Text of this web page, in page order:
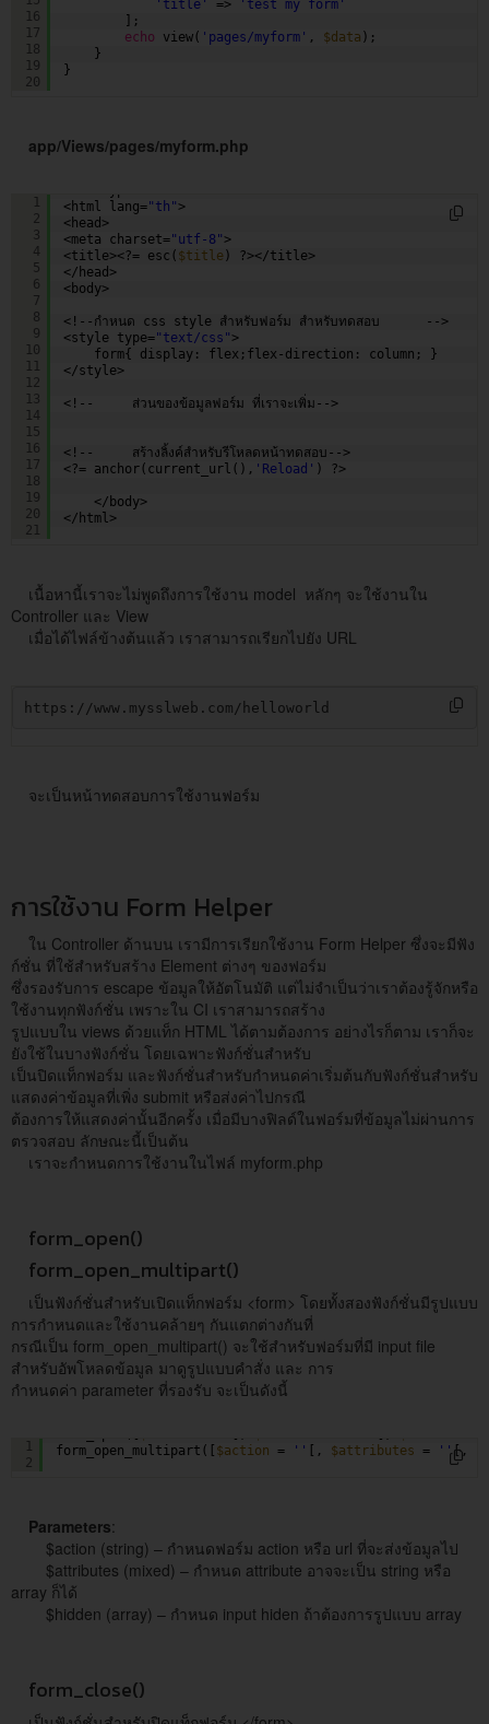
16
17
18
19
20
'title'
=>
'test my form'
];
echo
view( 'pages/myform' , $data );
}
}
app/Views/pages/myform.php
1
2
3
4
5
6
7
8
9
10
11
12
13
14
15
16
17
18
19
20
21
<html lang="th" >
<head>
<meta charset="utf-8" >
<title><?= esc( $title ) ?></title>
</head>
<body>
<!--กำหนด css style สำหรับฟอร์ม สำหรับทดสอบ      -->
<style type="text/css" >
form{ display: flex;flex-direction: column;
</style>
<!--     ส่วนของข้อมูลฟอร์ม ที่เราจะเพิ่ม-->
<!--     สร้างลิ้งค์สำหรับรีโหลดหน้าทดสอบ-->
<?= anchor(current_url(), 'Reload' ) ?>
</body>
</html>
เนื้อหานี้เราจะไม่พูดถึงการใช้งาน model หลักๆ จะใช้งานใน
Controller และ View
เมื่อได้ไฟล์ข้างต้นแล้ว เราสามารถเรียกไปยัง URL
https://www.mysslweb.com/helloworld
จะเป็นหน้าทดสอบการใช้งานฟอร์ม
การใช้งาน Form Helper
ใน Controller ด้านบน เรามีการเรียกใช้งาน Form Helper ซึ่งจะมีฟัง
ก์ชั่น ที่ใช้สำหรับสร้าง Element ต่างๆ ของฟอร์ม
ซึ่งรองรับการ escape ข้อมูลให้อัตโนมัติ แต่ไม่จำเป็นว่าเราต้องรู้จักหรือ
ใช้งานทุกฟังก์ชั่น เพราะใน CI เราสามารถสร้าง
รูปแบบใน views ด้วยแท็ก HTML ได้ตามต้องการ อย่างไรก็ตาม เราก็จะ
ยังใช้ในบางฟังก์ชั่น โดยเฉพาะฟังก์ชั่นสำหรับ
เป็นปิดแท็กฟอร์ม และฟังก์ชั่นสำหรับกำหนดค่าเริ่มต้นกับฟังก์ชั่นสำหรับ
แสดงค่าข้อมูลที่เพิ่ง submit หรือส่งค่าไปกรณี
ต้องการให้แสดงค่านั้นอีกครั้ง เมื่อมีบางฟิลด์ในฟอร์มที่ข้อมูลไม่ผ่านการ
ตรวจสอบ ลักษณะนี้เป็นต้น
เราจะกำหนดการใช้งานในไฟล์ myform.php
form_open()
form_open_multipart()
เป็นฟังก์ชั่นสำหรับเปิดแท็กฟอร์ม <form> โดยทั้งสองฟังก์ชั่นมีรูปแบบ
การกำหนดและใช้งานคล้ายๆ กันแตกต่างกันที่
กรณีเป็น form_open_multipart() จะใช้สำหรับฟอร์มที่มี input file
สำหรับอัพโหลดข้อมูล มาดูรูปแบบคำสั่ง และ การ
กำหนดค่า parameter ที่รองรับ จะเป็นดังนี้
1
2
form_open_multipart([ $action = '' [, $attributes = ''[,
Parameters:
$action (string) – กำหนดฟอร์ม action หรือ url ที่จะส่งข้อมูลไป
$attributes (mixed) – กำหนด attribute อาจจะเป็น string หรือ
array ก็ได้
$hidden (array) – กำหนด input hiden ถ้าต้องการรูปแบบ array
form_close()